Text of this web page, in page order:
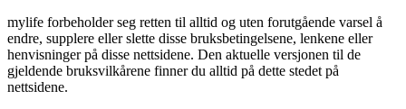
mylife forbeholder seg retten til alltid og uten forutgående varsel å
endre, supplere eller slette disse bruksbetingelsene, lenkene eller
henvisninger på disse nettsidene. Den aktuelle versjonen til de
gjeldende bruksvilkårene finner du alltid på dette stedet på
nettsidene.